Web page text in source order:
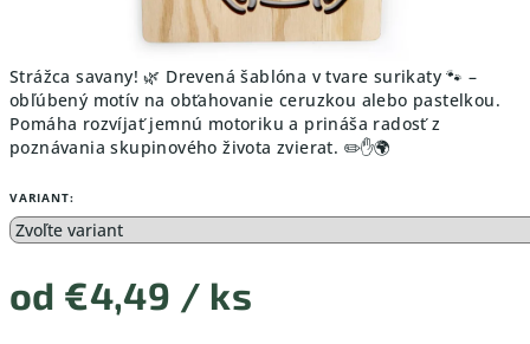
Strážca savany! 🌿 Drevená šablóna v tvare surikaty 🐾 –
obľúbený motív na obťahovanie ceruzkou alebo pastelkou.
Pomáha rozvíjať jemnú motoriku a prináša radosť z
poznávania skupinového života zvierat. ✏️✋🌍
VARIANT:
od €4,49 / ks